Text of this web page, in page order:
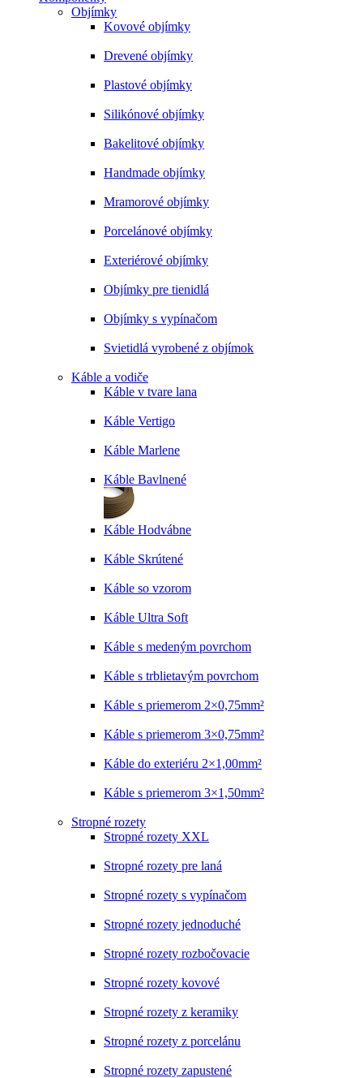
Objímky
Kovové objímky
Drevené objímky
Plastové objímky
Silikónové objímky
Bakelitové objímky
Handmade objímky
Mramorové objímky
Porcelánové objímky
Exteriérové objímky
Objímky pre tienidlá
Objímky s vypínačom
Svietidlá vyrobené z objímok
Káble a vodiče
Káble v tvare lana
Káble Vertigo
Káble Marlene
Káble Bavlnené
Káble Hodvábne
Káble Skrútené
Káble so vzorom
Káble Ultra Soft
Káble s medeným povrchom
Káble s trblietavým povrchom
Káble s priemerom 2×0,75mm²
Káble s priemerom 3×0,75mm²
Káble do exteriéru 2×1,00mm²
Káble s priemerom 3×1,50mm²
Stropné rozety
Stropné rozety XXL
Stropné rozety pre laná
Stropné rozety s vypínačom
Stropné rozety jednoduché
Stropné rozety rozbočovacie
Stropné rozety kovové
Stropné rozety z keramiky
Stropné rozety z porcelánu
Stropné rozety zapustené